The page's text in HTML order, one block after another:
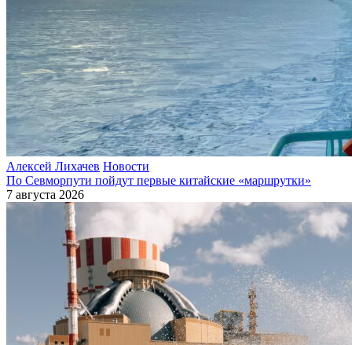
Алексей Лихачев Новости
По Севморпути пойдут первые китайские «маршрутки»
7 августа 2026